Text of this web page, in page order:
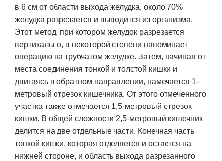
в 6 см от области выхода желудка, около 70%
желудка разрезается и выводится из организма.
Этот метод, при котором желудок разрезается
вертикально, в некоторой степени напоминает
операцию на трубчатом желудке. Затем, начиная от
места соединения тонкой и толстой кишки и
двигаясь в обратном направлении, намечается 1-
метровый отрезок кишечника. От этого отмеченного
участка также отмечается 1,5-метровый отрезок
кишки. В общей сложности 2,5-метровый кишечник
делится на две отдельные части. Конечная часть
тонкой кишки, которая отделяется и остается на
нижней стороне, и область выхода разрезанного